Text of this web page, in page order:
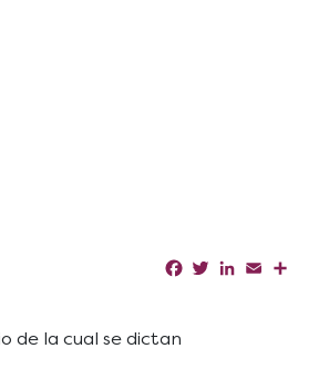
Facebook
TwitterLinkedIn
Email
de la cual se dictan